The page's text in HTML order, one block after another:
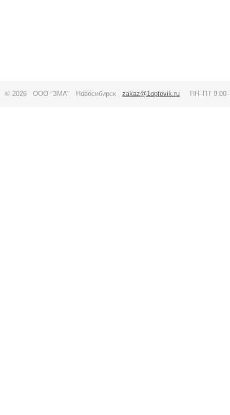
© 2026 ООО "ЗМА" Новосибирск zakaz@1optovik.ru ПН–ПТ